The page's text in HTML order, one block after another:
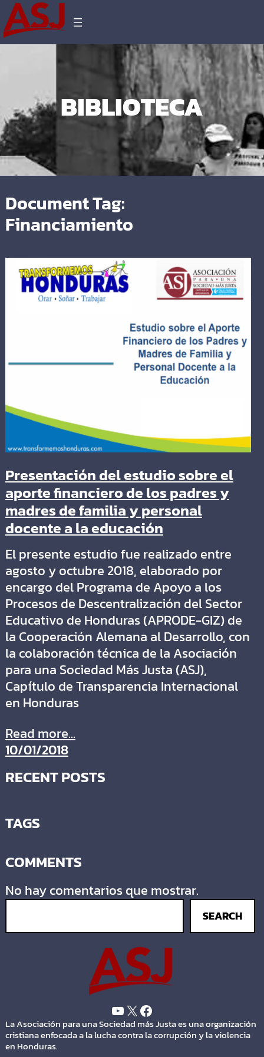
BIBLIOTECA
Document Tag:
Financiamiento
Presentación del estudio sobre el
aporte financiero de los padres y
madres de familia y personal
docente a la educación
El presente estudio fue realizado entre
agosto y octubre 2018, elaborado por
encargo del Programa de Apoyo a los
Procesos de Descentralización del Sector
Educativo de Honduras (APRODE-GIZ) de
la Cooperación Alemana al Desarrollo, con
la colaboración técnica de la Asociación
para una Sociedad Más Justa (ASJ),
Capítulo de Transparencia Internacional
en Honduras
Read more...
10/01/2018
RECENT POSTS
TAGS
COMMENTS
No hay comentarios que mostrar.
SEARCH
La Asociación para una Sociedad más Justa es una organización
cristiana enfocada a la lucha contra la corrupción y la violencia
en Honduras.